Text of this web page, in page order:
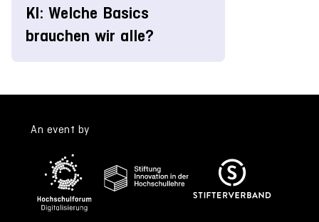
KI: Welche Basics
brauchen wir alle?
An event by